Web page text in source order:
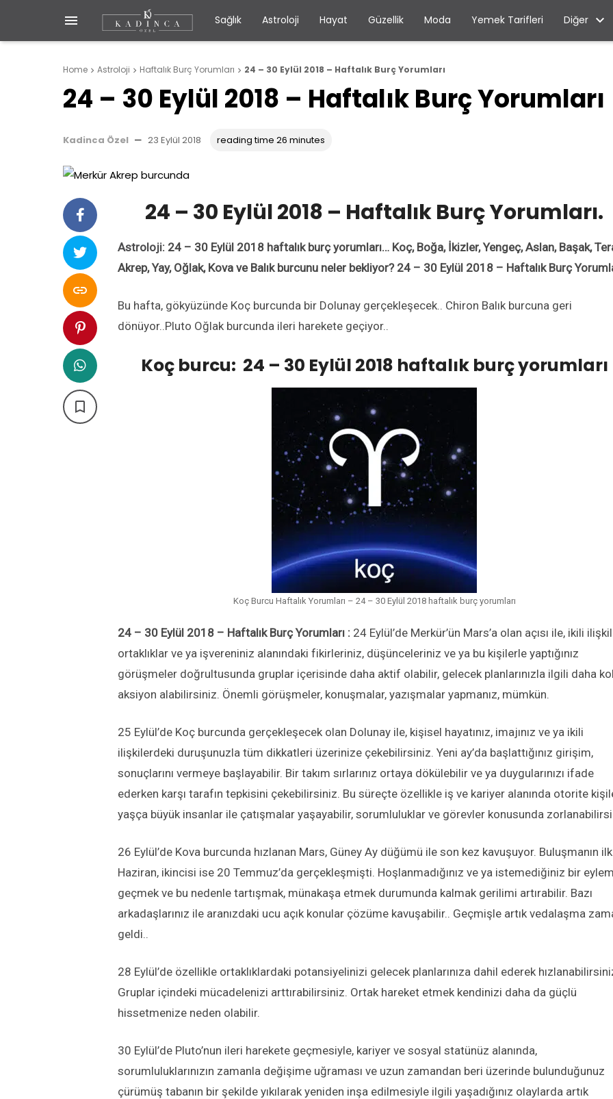
 Sağlık Astroloji Hayat Güzellik Moda Yemek Tarifleri Diğer
Home  Astroloji  Haftalık Burç Yorumları  24 – 30 Eylül 2018 – Haftalık Burç Yorumları
24 – 30 Eylül 2018 – Haftalık Burç Yorumları
Kadinca Özel — 23 Eylül 2018 reading time 26 minutes


24 – 30 Eylül 2018 – Haftalık Burç Yorumları.
Astroloji: 24 – 30 Eylül 2018 haftalık burç yorumları… Koç, Boğa, İkizler, Yengeç, Aslan, Başak,
Akrep, Yay, Oğlak, Kova ve Balık burcunu neler bekliyor? 24 – 30 Eylül 2018 – Haftalık Burç
Bu hafta, gökyüzünde Koç burcunda bir Dolunay gerçekleşecek.. Chiron Balık burcuna geri
dönüyor..Pluto Oğlak burcunda ileri harekete geçiyor..
Koç burcu: 24 – 30 Eylül 2018 haftalık burç yorumları
Koç Burcu Haftalık Yorumları – 24 – 30 Eylül 2018 haftalık burç yorumları
24 – 30 Eylül 2018 – Haftalık Burç Yorumları : 24 Eylül’de Merkür’ün Mars’a olan açısı ile, ikili
ortaklıklar ve ya işvereniniz alanındaki fikirleriniz, düşünceleriniz ve ya bu kişilerle yaptığınız
görüşmeler doğrultusunda gruplar içerisinde daha aktif olabilir, gelecek planlarınızla ilgili daha
aksiyon alabilirsiniz. Önemli görüşmeler, konuşmalar, yazışmalar yapmanız, mümkün.
25 Eylül’de Koç burcunda gerçekleşecek olan Dolunay ile, kişisel hayatınız, imajınız ve ya ikili
ilişkilerdeki duruşunuzla tüm dikkatleri üzerinize çekebilirsiniz. Yeni ay’da başlattığınız girişim,
sonuçlarını vermeye başlayabilir. Bir takım sırlarınız ortaya dökülebilir ve ya duygularınızı ifade
ederken karşı tarafın tepkisini çekebilirsiniz. Bu süreçte özellikle iş ve kariyer alanında otorite
yaşça büyük insanlar ile çatışmalar yaşayabilir, sorumluluklar ve görevler konusunda
26 Eylül’de Kova burcunda hızlanan Mars, Güney Ay düğümü ile son kez kavuşuyor. Buluşmanın
Haziran, ikincisi ise 20 Temmuz’da gerçekleşmişti. Hoşlanmadığınız ve ya istemediğiniz bir
geçmek ve bu nedenle tartışmak, münakaşa etmek durumunda kalmak gerilimi artırabilir. Bazı
arkadaşlarınız ile aranızdaki ucu açık konular çözüme kavuşabilir.. Geçmişle artık vedalaşma
geldi..
28 Eylül’de özellikle ortaklıklardaki potansiyelinizi gelecek planlarınıza dahil ederek
Gruplar içindeki mücadelenizi arttırabilirsiniz. Ortak hareket etmek kendinizi daha da güçlü
hissetmenize neden olabilir.
30 Eylül’de Pluto’nun ileri harekete geçmesiyle, kariyer ve sosyal statünüz alanında,
sorumluluklarınızın zamanla değişime uğraması ve uzun zamandan beri üzerinde bulunduğunuz
çürümüş tabanın bir şekilde yıkılarak yeniden inşa edilmesiyle ilgili yaşadığınız olaylarda artık